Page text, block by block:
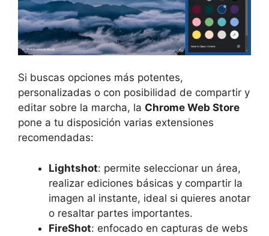
Si buscas opciones más potentes,
personalizadas o con posibilidad de compartir y
editar sobre la marcha, la Chrome Web Store
pone a tu disposición varias extensiones
recomendadas:
Lightshot: permite seleccionar un área,
realizar ediciones básicas y compartir la
imagen al instante, ideal si quieres anotar
o resaltar partes importantes.
FireShot: enfocado en capturas de webs